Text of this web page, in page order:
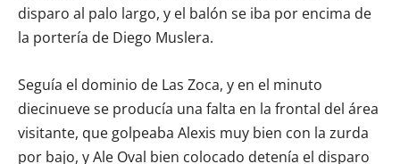
disparo al palo largo, y el balón se iba por encima de
la portería de Diego Muslera.
Seguía el dominio de Las Zoca, y en el minuto
diecinueve se producía una falta en la frontal del área
visitante, que golpeaba Alexis muy bien con la zurda
por bajo, y Ale Oval bien colocado detenía el disparo